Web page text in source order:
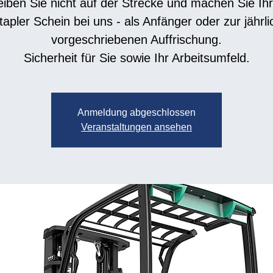
Sie nicht auf der Strecke und machen Sie
Schein bei uns - als Anfänger oder zur
vorgeschriebenen Auffrischung.
Anmeldung abgeschlossen
Veranstaltungen ansehen